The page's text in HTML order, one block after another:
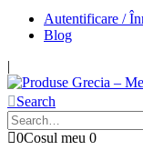
Autentificare /
Blog
|
Search
0Cosul meu 0